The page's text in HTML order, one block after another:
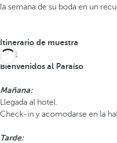
la semana de su boda en un
Itinerario de muestra
Día 1
Bienvenidos al Paraíso
Mañana:
Llegada al hotel.
Check-in y acomodarse en la
Tarde: